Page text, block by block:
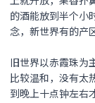
的酒能放到半个小
念，新世界有的产
旧世界以赤霞珠为
比较温和，没有太
到晚上十点钟左右